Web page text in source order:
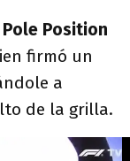
Position
firmó un
a
de la grilla.